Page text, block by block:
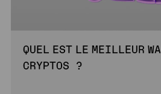
QUEL EST LE MEILLEUR
CRYPTOS ?